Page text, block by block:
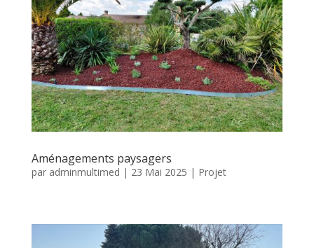
Aménagements paysagers
par adminmultimed | 23 Mai 2025 | Projet